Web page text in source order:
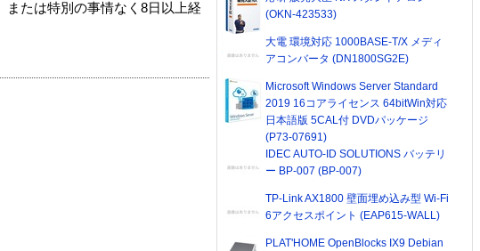
たは特別の事情なく8日以上経
(OKN-423533)
大電 環境対応 1000BASE-T/X メディ
アコンバータ (DN1800SG2E)
Microsoft Windows Server Standard
2019 16コアライセンス 64bitWin対応
日本語版 5CAL付 DVDパッケージ
(P73-07691)
IDEC AUTO-ID SOLUTIONS バッテリ
ー BP-007 (BP-007)
TP-Link AX1800 壁面埋め込み型 Wi-Fi
6アクセスポイント (EAP615-WALL)
PLAT'HOME OpenBlocks IX9 Debian